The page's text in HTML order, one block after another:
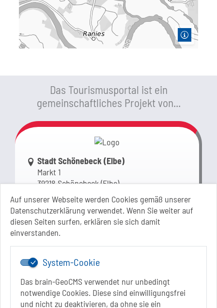
Auf unserer Webseite werden Cookies gemäß unserer
Datenschutzerklärung verwendet. Wenn Sie weiter auf
diesen Seiten surfen, erklären sie sich damit
einverstanden.
System-Cookie
Das brain-GeoCMS verwendet nur unbedingt
notwendige Cookies. Diese sind einwilligungsfrei
und nicht zu deaktivieren, da ohne sie ein
Das Tourismusportal ist ein
gemeinschaftliches Projekt von...
Link zur Google-Maps Navigation
Stadt Schönebeck (Elbe)
Markt 1
39218 Schönebeck (Elbe)
Sachsen-Anhalt
+49 3928 710-0
+49 3928 710-199
stadt.sbk[at]schoenebeck-elbe.de
www.schoenebeck.de
Mo.: 13 Uhr - 15 Uhr
Di.: 9 Uhr - 11.30 Uhr
13 Uhr - 18 Uhr
Do.: 9 Uhr - 11.30 Uhr